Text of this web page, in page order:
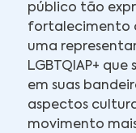
público tão
fortalecimento
uma
LGBTQIAP+
em suas
aspectos
movimento